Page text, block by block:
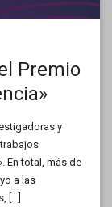
Premio
y
En total, más de
a las
[…]